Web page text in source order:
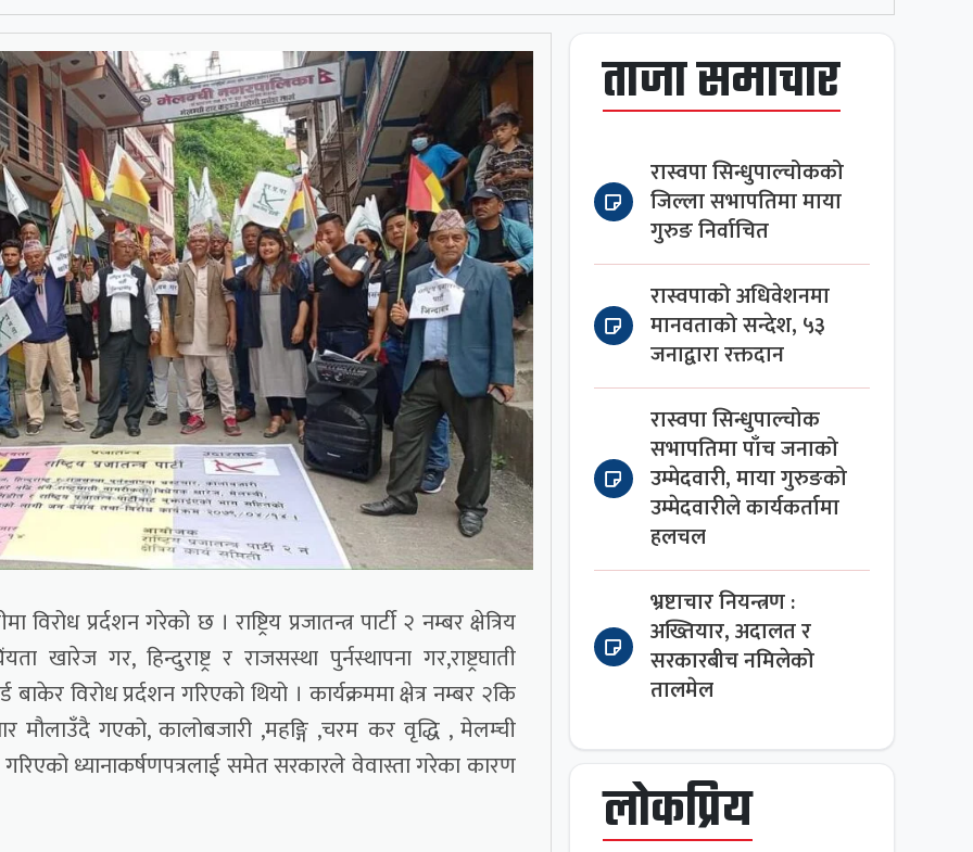
विरोध प्रर्दशन गरेको छ । राष्ट्रिय प्रजातन्त्र पार्टी २ नम्बर क्षेत्रिय
खारेज गर, हिन्दुराष्ट्र र राजसस्था पुर्नस्थापना गर,राष्ट्रघाती
विरोध प्रर्दशन गरिएको थियो । कार्यक्रममा क्षेत्र नम्बर २कि
मौलाउँदै गएको, कालोबजारी ,महङ्गि ,चरम कर वृद्धि , मेलम्ची
गरिएको ध्यानाकर्षणपत्रलाई समेत सरकारले वेवास्ता गरेका कारण
ताजा समाचार
रास्वपा सिन्धुपाल्चोकको
जिल्ला सभापतिमा माया
गुरुङ निर्वाचित
रास्वपाको अधिवेशनमा
मानवताको सन्देश, ५३
जनाद्वारा रक्तदान
रास्वपा सिन्धुपाल्चोक
सभापतिमा पाँच जनाको
उम्मेदवारी, माया गुरुङको
उम्मेदवारीले कार्यकर्तामा
हलचल
भ्रष्टाचार नियन्त्रण :
अख्तियार, अदालत र
सरकारबीच नमिलेको
तालमेल
लोकप्रिय